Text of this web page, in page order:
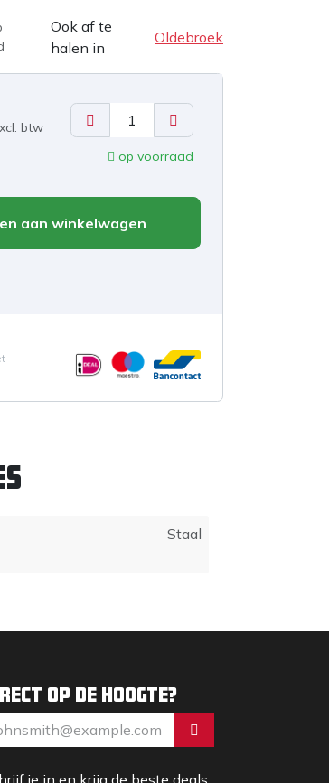
Ook af te
halen in
Oldebroek
btw
op voorraad
aan winkelwagen
Staal
op de hoogte?
je in en krijg de beste deals,